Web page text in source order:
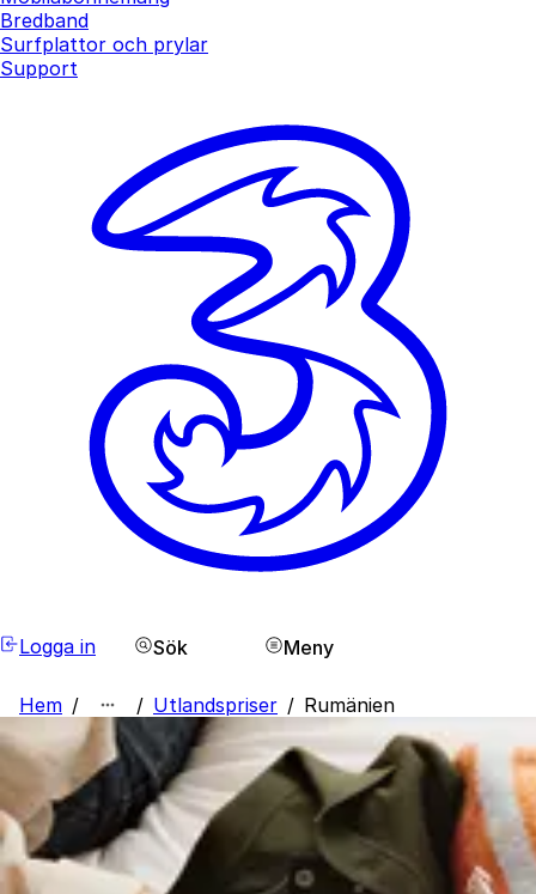
Bredband
Surfplattor och prylar
Support
Logga in Sök Meny
Hem / / Utlandspriser / Rumänien